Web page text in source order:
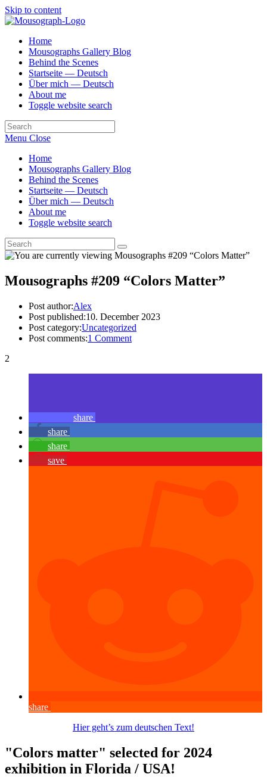
Skip to content
Home
Mousographs Gallery Blog
Behind the Scenes
Startseite — Deutsch
Über mich — Deutsch
About me
Toggle website search
Menu Close
Home
Mousographs Gallery Blog
Behind the Scenes
Startseite — Deutsch
Über mich — Deutsch
About me
Toggle website search
Mousographs #209 “Colors Matter”
Post author:Alex
Post published:10. December 2023
Post category:Uncategorized
Post comments:1 Comment
2
share
share
share
save
share
Hier geht’s zum deutschen Text!
"Colors matter" selected for 2024
exhibition in Florida / USA!